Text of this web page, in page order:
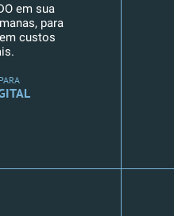
em sua
para
custos